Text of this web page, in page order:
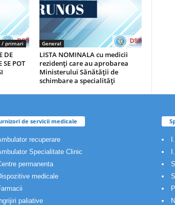
/ primari
DE
SE POT
General
LISTA NOMINALA cu medicii
rezidenţi care au aprobarea
Ministerului Sănătăţii de
schimbare a specialităţi
de servicii medicale
recuperare
Specialitate Clinic
permanenta
medicale
Ingrijiri paliative